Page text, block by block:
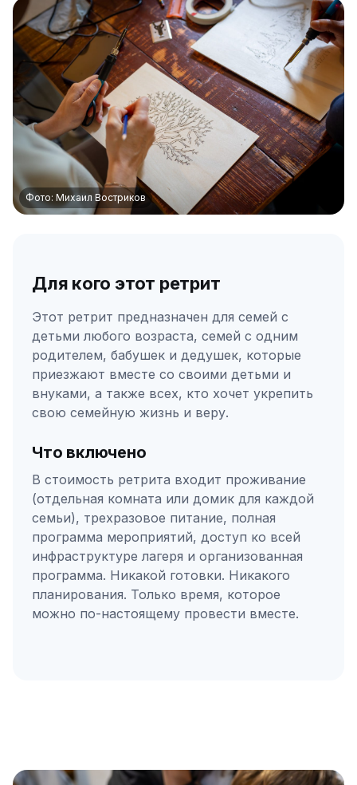
Фото: Михаил Востриков
Для кого этот ретрит
Этот ретрит предназначен для семей с
детьми любого возраста, семей с одним
родителем, бабушек и дедушек, которые
приезжают вместе со своими детьми и
внуками, а также всех, кто хочет укрепить
свою семейную жизнь и веру.
Что включено
В стоимость ретрита входит проживание
(отдельная комната или домик для каждой
семьи), трехразовое питание, полная
программа мероприятий, доступ ко всей
инфраструктуре лагеря и организованная
программа. Никакой готовки. Никакого
планирования. Только время, которое
можно по-настоящему провести вместе.